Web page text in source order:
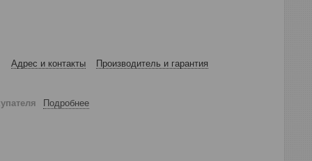
Адрес и контакты Производитель и гарантия
Подробнее